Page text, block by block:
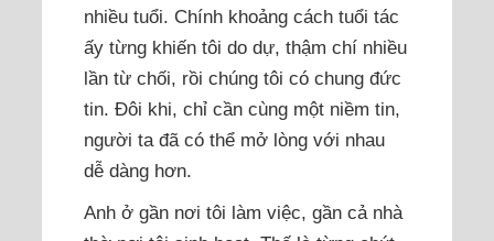
nhiều tuổi. Chính khoảng cách tuổi tác
ấy từng khiến tôi do dự, thậm chí nhiều
lần từ chối, rồi chúng tôi có chung đức
tin. Đôi khi, chỉ cần cùng một niềm tin,
người ta đã có thể mở lòng với nhau
dễ dàng hơn.
Anh ở gần nơi tôi làm việc, gần cả nhà